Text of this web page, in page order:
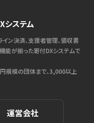
システム
イン決済、支援者管理、領収書
能が揃った寄付DXシステムで
規模の団体まで、3,000以上
運営会社